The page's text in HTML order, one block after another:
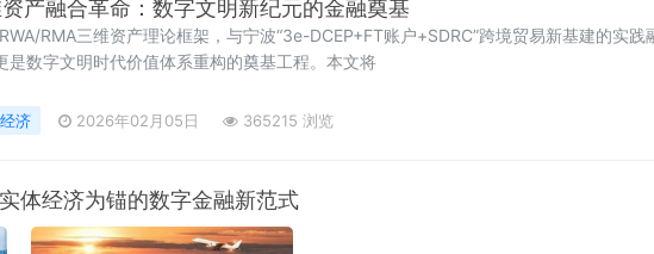
产融合革命：数字文明新纪元的金融奠基
RMA三维资产理论框架，与宁波“3e-DCEP+FT账户+SDRC”跨境贸易新基建的实
是数字文明时代价值体系重构的奠基工程。本文将
济 2026年02月05日 365215 浏览
体经济为锚的数字金融新范式